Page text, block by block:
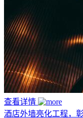
查看详情
酒店外墙亮化工程，